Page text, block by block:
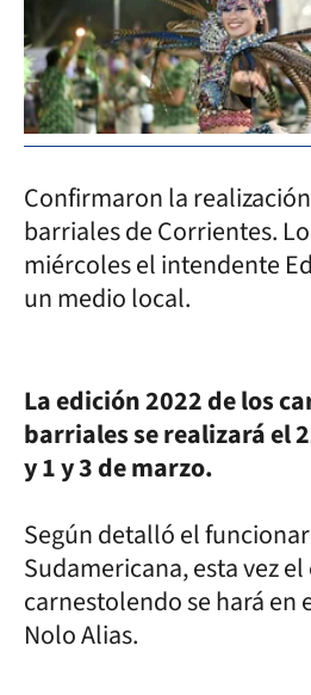
Confirmaron la
barriales de Corrientes.
miércoles el intendente
un medio local.
La edición 2022 de los
barriales se realizará el
y 1 y 3 de marzo.
Según detalló el
Sudamericana, esta vez
carnestolendo se hará en
Nolo Alias.